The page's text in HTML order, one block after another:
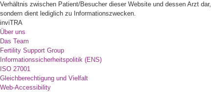
Verhältnis zwischen Patient/Besucher dieser Website und dessen Arzt dar,
sondern dient lediglich zu Informationszwecken.
inviTRA
Über uns
Das Team
Fertility Support Group
Informationssicherheitspolitik (ENS)
ISO 27001
Gleichberechtigung und Vielfalt
Web-Accessibility